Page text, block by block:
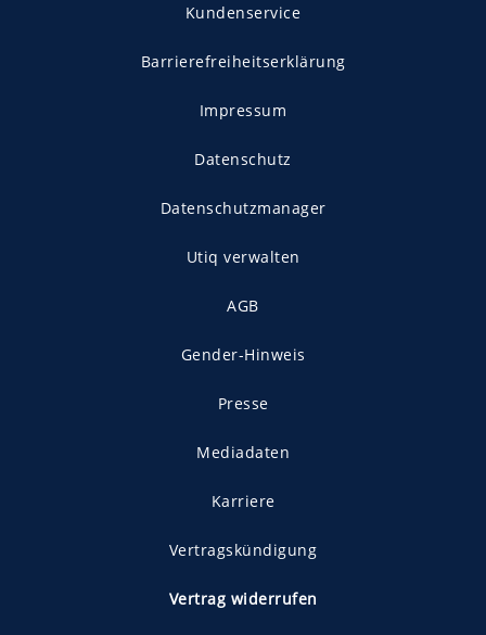
Kundenservice
Barrierefreiheitserklärung
Impressum
Datenschutz
Datenschutzmanager
Utiq verwalten
AGB
Gender-Hinweis
Presse
Mediadaten
Karriere
Vertragskündigung
Vertrag widerrufen